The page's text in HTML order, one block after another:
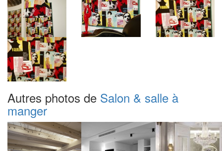
Autres photos de Salon & salle à
manger